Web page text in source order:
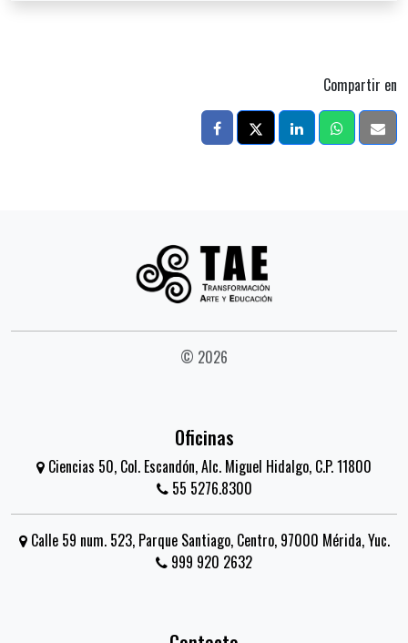
Compartir en
© 2026
Oficinas
Ciencias 50, Col. Escandón, Alc. Miguel Hidalgo, C.P. 11800
55 5276.8300
Calle 59 num. 523, Parque Santiago, Centro, 97000 Mérida, Yuc.
999 920 2632